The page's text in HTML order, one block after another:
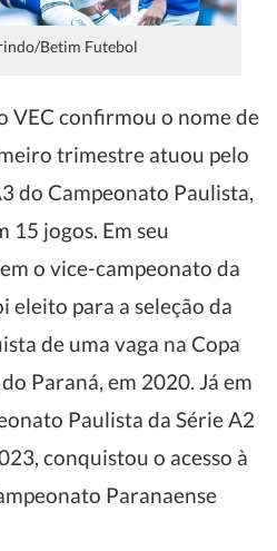
Betim Futebol
VEC confirmou o nome de
trimestre atuou pelo
do Campeonato Paulista,
15 jogos. Em seu
o vice-campeonato da
eleito para a seleção da
de uma vaga na Copa
Paraná, em 2020. Já em
Paulista da Série A2
conquistou o acesso à
Paranaense